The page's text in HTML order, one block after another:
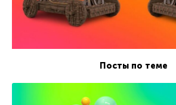
Посты по теме